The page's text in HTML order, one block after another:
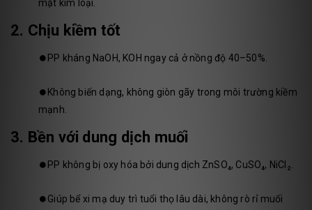
mặt kim loại.
2. Chịu kiềm tốt
⏺️PP kháng NaOH, KOH ngay cả ở nồng độ 40–50%.
⏺️Không biến dạng, không giòn gãy trong môi trường kiềm
mạnh.
3. Bền với dung dịch muối
⏺️PP không bị oxy hóa bởi dung dịch ZnSO₄, CuSO₄, NiCl₂.
⏺️Giúp bể xi mạ duy trì tuổi thọ lâu dài, không rò rỉ muối